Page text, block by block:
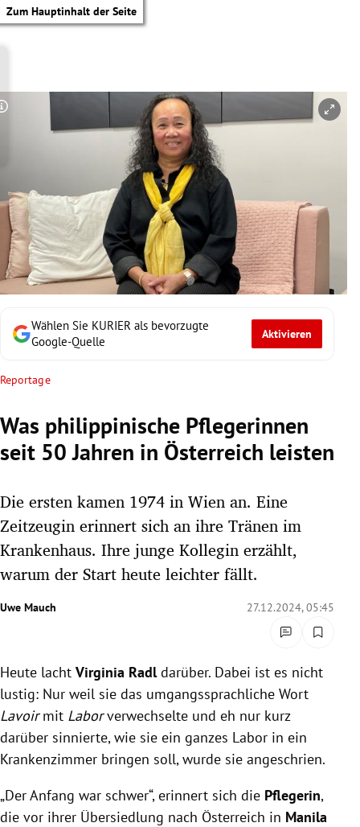
Zum Hauptinhalt der Seite
Untermenü
Untermenü
Untermenü
Untermenü
Untermenü
Untermenü
Untermenü
Untermenü
Untermenü
Wählen Sie KURIER als bevorzugte
Google-Quelle
Aktivieren
Reportage
Was philippinische Pflegerinnen
seit 50 Jahren in Österreich leisten
Die ersten kamen 1974 in Wien an. Eine
Zeitzeugin erinnert sich an ihre Tränen im
Krankenhaus. Ihre junge Kollegin erzählt,
warum der Start heute leichter fällt.
Uwe Mauch 27.12.2024, 05:45
Copyright-Hinweis öffnen/schließen
Heute lacht Virginia Radldarüber. Dabei ist es nicht
lustig: Nur weil sie das umgangssprachliche Wort
Lavoirmit Laborverwechselte und eh nur kurz
darüber sinnierte, wie sie ein ganzes Labor in ein
Krankenzimmer bringen soll, wurde sie angeschrien.
„Der Anfang war schwer“, erinnert sich die Pflegerin,
die vor ihrer Übersiedlung nach Österreich in Manila